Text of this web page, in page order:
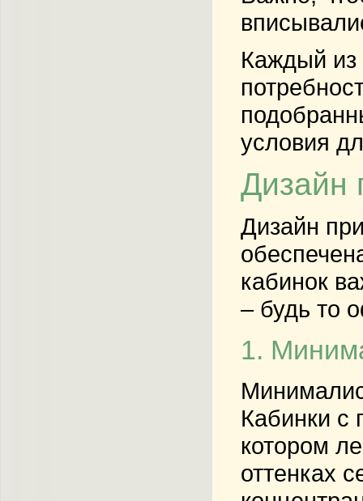
Каждый из
условия
Дизайн
Дизайн
кабинок
– будь то
1.
Кабинки с
котором
оттенках